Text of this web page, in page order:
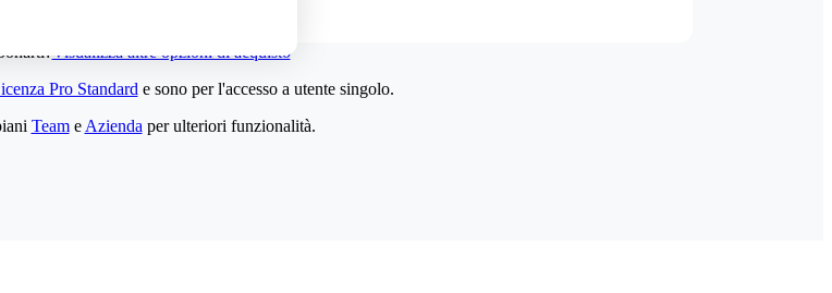
Visualizza altre opzioni di acquisto
Pro Standard e sono per l'accesso a utente singolo.
Teame Azienda per ulteriori funzionalità.